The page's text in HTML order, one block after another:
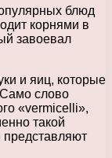
блюд
корнями в
завоевал
и яиц, которые
Само слово
«vermicelli»,
такой